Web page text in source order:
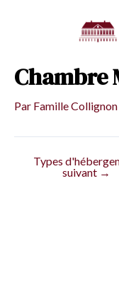
Chambre
Par Famille Collignon
Navigation
Types
suivant →